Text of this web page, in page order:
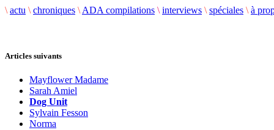
\ actu \ chroniques \ ADA compilations \ interviews \ spéciales \ à
Articles suivants
Mayflower Madame
Sarah Amiel
Dog Unit
Sylvain Fesson
Norma